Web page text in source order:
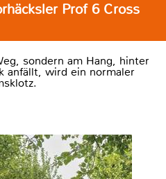
Prof 6 Cross
sondern am Hang, hinter
anfällt, wird ein normaler